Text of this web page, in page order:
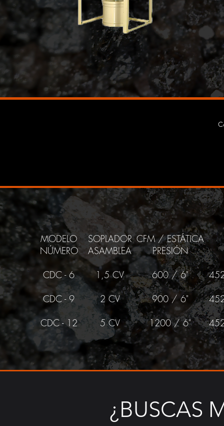
MODELO
NÚMERO
CDC - 6
CDC - 9
CDC - 12
SOPLADOR
ASAMBLEA
1,5 CV
2 CV
5 CV
CFM / ESTÁTICA
PRESIÓN
600 / 6"
900 / 6"
1200 / 6"
¿BUSCAS